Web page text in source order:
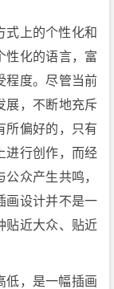
式上的个性化和
性化的语言，富
程度。尽管当前
展，不断地充斥
所偏好的，只有
进行创作，而经
众产生共鸣，
画设计并不是一
贴近大众、贴近
低，是一幅插画